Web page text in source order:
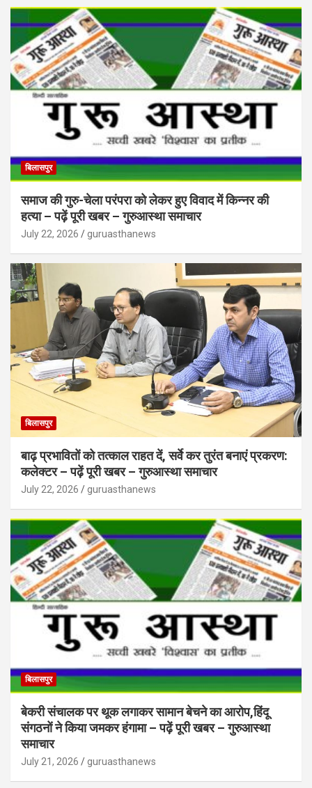
बिलासपुर
समाज की गुरु-चेला परंपरा को लेकर हुए विवाद में किन्नर की
हत्या – पढ़ें पूरी खबर – गुरुआस्था समाचार
July 22, 2026 guruasthanews
बिलासपुर
बाढ़ प्रभावितों को तत्काल राहत दें, सर्वे कर तुरंत बनाएं प्रकरण:
कलेक्टर – पढ़ें पूरी खबर – गुरुआस्था समाचार
July 22, 2026 guruasthanews
बिलासपुर
बेकरी संचालक पर थूक लगाकर सामान बेचने का आरोप,हिंदू
संगठनों ने किया जमकर हंगामा – पढ़ें पूरी खबर – गुरुआस्था
समाचार
July 21, 2026 guruasthanews